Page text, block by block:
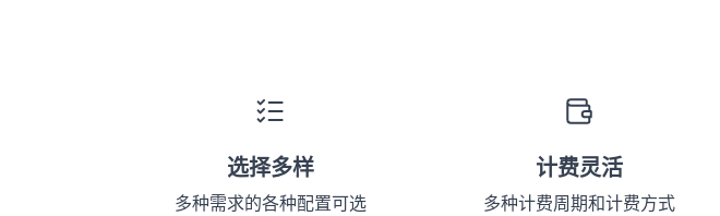
选择多样
多种需求的各种配置可选
计费灵活
多种计费周期和计费方式